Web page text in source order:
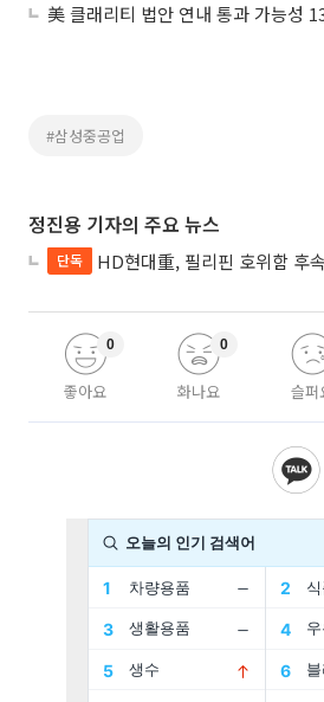
#삼성중공업
정진용 기자의 주요 뉴스
단독 HD현대重, 필리핀 호위함 후속 정조준…‘14
좋아요
0
화나요
0
슬퍼